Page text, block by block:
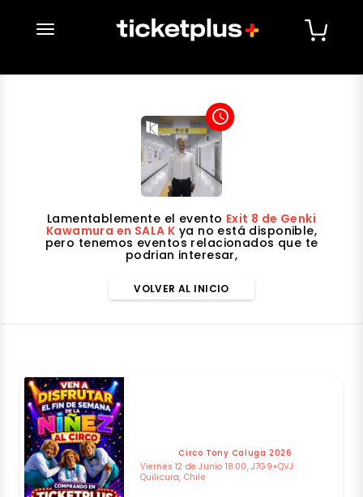
desplegar navegación
access_time
Lamentablemente el evento Exit 8 de Genki
Kawamura en SALA K ya no está disponible,
pero tenemos eventos relacionados que te
podrian interesar,
VOLVER AL INICIO
Circo Tony Caluga 2026
Viernes 12 de Junio 18:00, J7G9+QVJ
Quilicura, Chile